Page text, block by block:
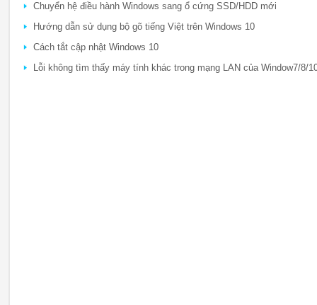
Chuyển hệ điều hành Windows sang ổ cứng SSD/HDD mới
Hướng dẫn sử dụng bộ gõ tiếng Việt trên Windows 10
Cách tắt cập nhật Windows 10
Lỗi không tìm thấy máy tính khác trong mạng LAN của Window7/8/